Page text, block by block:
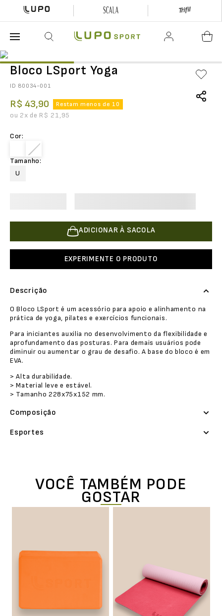
Bloco LSport Yoga
ID 80034-001
R$ 43,90 Restam menos de 10
ou 2x de R$ 21,95
Cor:
Tamanho:
U
ADICIONAR À SACOLA
EXPERIMENTE O PRODUTO
Descrição
O Bloco LSport é um acessório para apoio e alinhamento na
prática de yoga, pilates e exercícios funcionais.
Para iniciantes auxilia no desenvolvimento da flexibilidade e
aprofundamento das posturas. Para demais usuários pode
diminuir ou aumentar o grau de desafio. A base do bloco é em
EVA.
> Alta durabilidade.
> Material leve e estável.
> Tamanho 228x75x152 mm.
Composição
Esportes
VOCÊ TAMBÉM PODE
GOSTAR